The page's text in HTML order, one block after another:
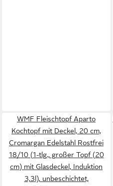
WMF Fleischtopf Aparto
Kochtopf mit Deckel, 20 cm,
Cromargan Edelstahl Rostfrei
18/10 (1-tlg., großer Topf (20
cm) mit Glasdeckel, Induktion
3,3l), unbeschichtet,